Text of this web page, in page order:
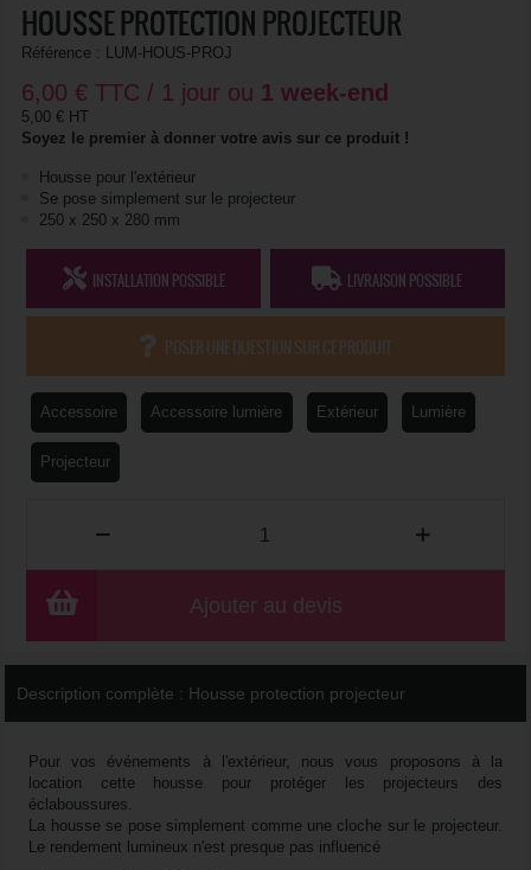
HOUSSE PROTECTION PROJECTEUR
Référence : LUM-HOUS-PROJ
6,00 € TTC / 1 jour ou 1 week-end
5,00 € HT
Soyez le premier à donner votre avis sur ce produit !
Housse pour l'extérieur
Se pose simplement sur le projecteur
250 x 250 x 280 mm
INSTALLATION POSSIBLE LIVRAISON POSSIBLE
POSER UNE QUESTION SUR CE PRODUIT
Accessoire Accessoire lumière Extérieur Lumière
Projecteur
Ajouter au devis
Description complète : Housse protection projecteur
Pour vos événements à l'extérieur, nous vous proposons à la
location cette housse pour protéger les projecteurs des
éclaboussures.
La housse se pose simplement comme une cloche sur le projecteur.
Le rendement lumineux n'est presque pas influencé